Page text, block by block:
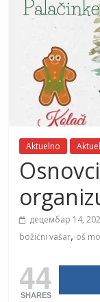
Aktuelno
децембар 14,
božićni vašar, oš
44
SHARES